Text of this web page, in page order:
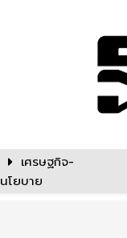
เศรษฐกิจ-
นโยบาย